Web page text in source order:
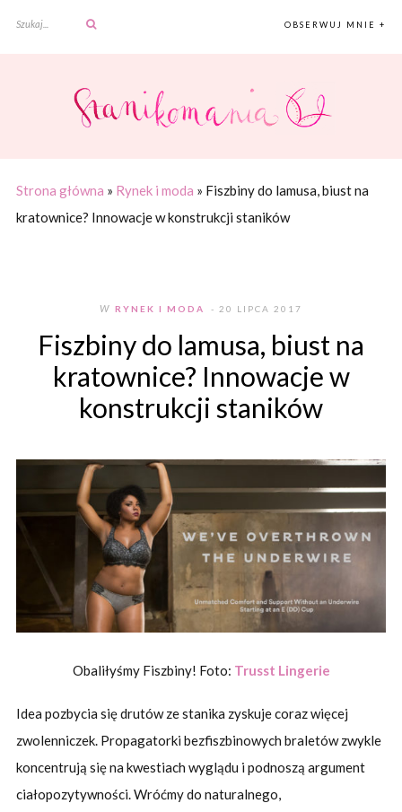
OBSERWUJ MNIE +
Strona główna » Rynek i moda » Fiszbiny do lamusa, biust na
kratownice? Innowacje w konstrukcji staników
W RYNEK I MODA - 20 LIPCA 2017
Fiszbiny do lamusa, biust na
kratownice? Innowacje w
konstrukcji staników
Obaliłyśmy Fiszbiny! Foto: Trusst Lingerie
Idea pozbycia się drutów ze stanika zyskuje coraz więcej
zwolenniczek. Propagatorki bezfiszbinowych braletów zwykle
koncentrują się na kwestiach wyglądu i podnoszą argument
ciałopozytywności. Wróćmy do naturalnego,